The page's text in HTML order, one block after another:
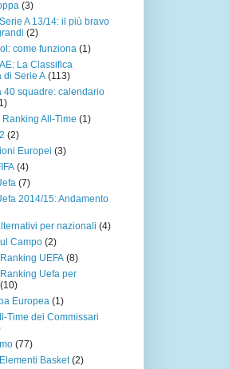
(3)
A 13/14: il più bravo
(2)
come funziona (1)
La Classifica
di Serie A (113)
40 squadre: calendario
All-Time (1)
(2)
Europei (3)
(4)
(7)
2014/15: Andamento
per nazionali (4)
Campo (2)
UEFA (8)
Uefa per
(10)
Europea (1)
Time dei Commissari
(77)
Basket (2)